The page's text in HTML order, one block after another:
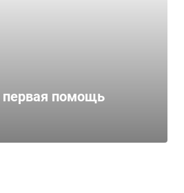
первая помощь